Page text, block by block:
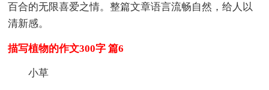
百合的无限喜爱之情。整篇文章语言流畅自然，给人以
清新感。
描写植物的作文300字 篇6
小草